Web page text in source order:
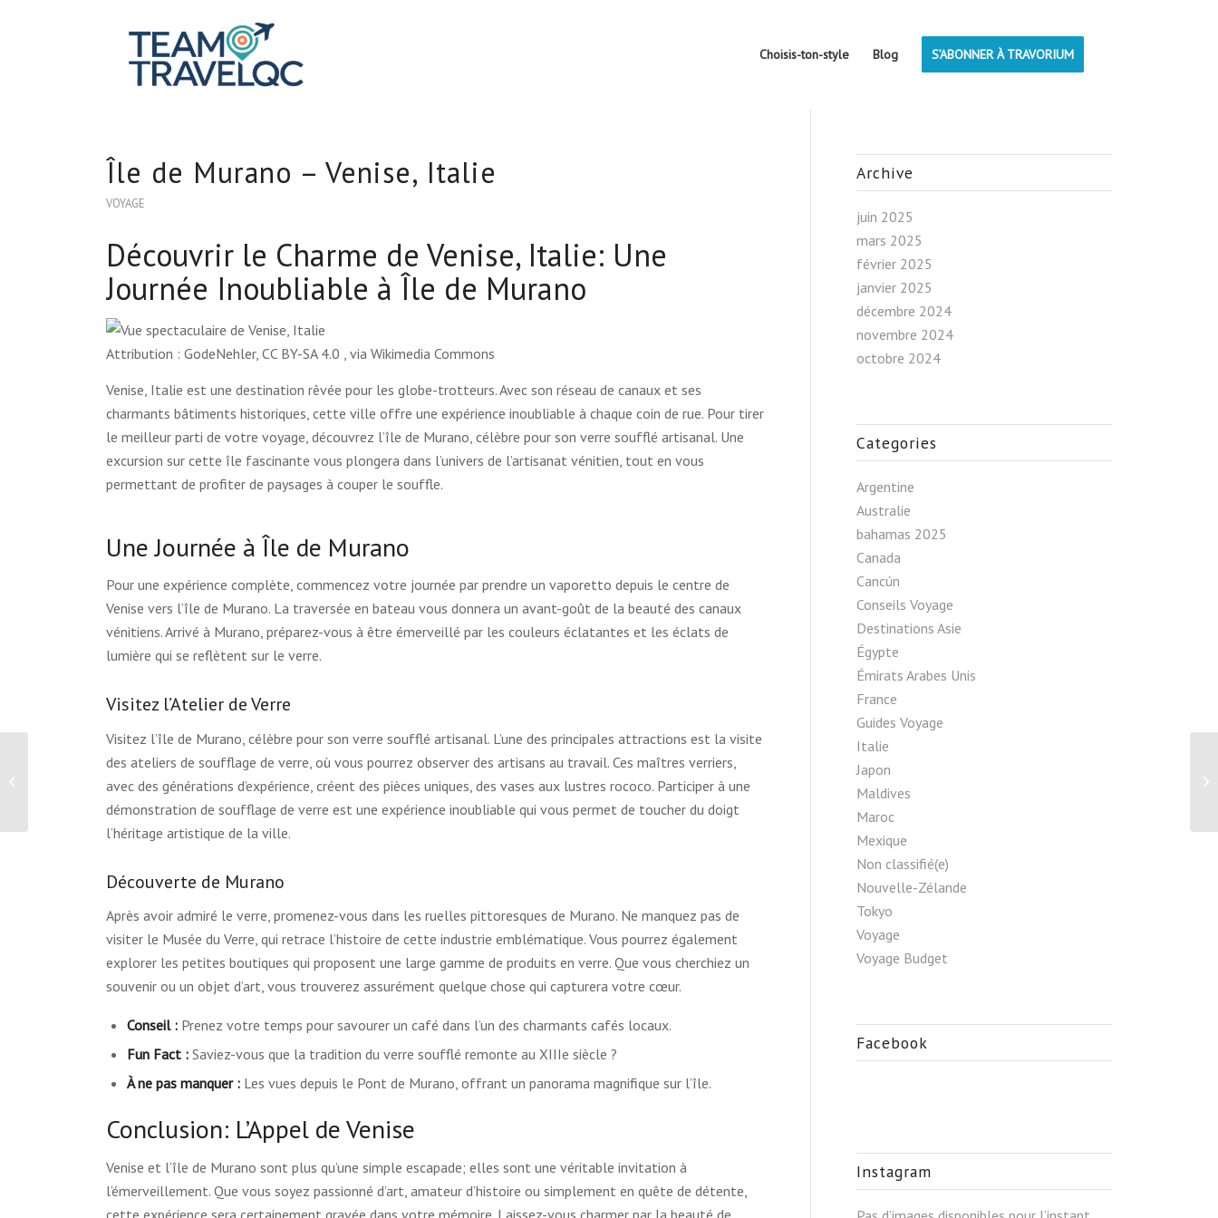
Choisis-ton-style Blog S’ABONNER À TRAVORIUM
Île de Murano – Venise, Italie
VOYAGE
Découvrir le Charme de Venise, Italie: Une
Journée Inoubliable à Île de Murano
Attribution : GodeNehler, CC BY-SA 4.0 , via Wikimedia Commons
Venise, Italie est une destination rêvée pour les globe-trotteurs. Avec son réseau de canaux et ses
charmants bâtiments historiques, cette ville offre une expérience inoubliable à chaque coin de rue. Pour tirer
le meilleur parti de votre voyage, découvrez l’île de Murano, célèbre pour son verre soufflé artisanal. Une
excursion sur cette île fascinante vous plongera dans l’univers de l’artisanat vénitien, tout en vous
permettant de profiter de paysages à couper le souffle.
Une Journée à Île de Murano
Pour une expérience complète, commencez votre journée par prendre un vaporetto depuis le centre de
Venise vers l’île de Murano. La traversée en bateau vous donnera un avant-goût de la beauté des canaux
vénitiens. Arrivé à Murano, préparez-vous à être émerveillé par les couleurs éclatantes et les éclats de
lumière qui se reflètent sur le verre.
Visitez l’Atelier de Verre
Visitez l’île de Murano, célèbre pour son verre soufflé artisanal. L’une des principales attractions est la visite
des ateliers de soufflage de verre, où vous pourrez observer des artisans au travail. Ces maîtres verriers,
avec des générations d’expérience, créent des pièces uniques, des vases aux lustres rococo. Participer à une
démonstration de soufflage de verre est une expérience inoubliable qui vous permet de toucher du doigt
l’héritage artistique de la ville.
Découverte de Murano
Après avoir admiré le verre, promenez-vous dans les ruelles pittoresques de Murano. Ne manquez pas de
visiter le Musée du Verre, qui retrace l’histoire de cette industrie emblématique. Vous pourrez également
explorer les petites boutiques qui proposent une large gamme de produits en verre. Que vous cherchiez un
souvenir ou un objet d’art, vous trouverez assurément quelque chose qui capturera votre cœur.
Conseil : Prenez votre temps pour savourer un café dans l’un des charmants cafés locaux.
Fun Fact : Saviez-vous que la tradition du verre soufflé remonte au XIIIe siècle ?
À ne pas manquer : Les vues depuis le Pont de Murano, offrant un panorama magnifique sur l’île.
Conclusion: L’Appel de Venise
Venise et l’île de Murano sont plus qu’une simple escapade; elles sont une véritable invitation à
l’émerveillement. Que vous soyez passionné d’art, amateur d’histoire ou simplement en quête de détente,
cette expérience sera certainement gravée dans votre mémoire. Laissez-vous charmer par la beauté de
Archive
juin 2025
mars 2025
février 2025
janvier 2025
décembre 2024
novembre 2024
octobre 2024
Categories
Argentine
Australie
bahamas 2025
Canada
Cancún
Conseils Voyage
Destinations Asie
Égypte
Émirats Arabes Unis
France
Guides Voyage
Italie
Japon
Maldives
Maroc
Mexique
Non classifié(e)
Nouvelle-Zélande
Tokyo
Voyage
Voyage Budget
Facebook
Instagram
Gondole sur le Grand Canal – Venise,